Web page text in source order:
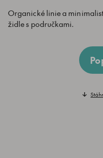
Organické linie a
židle s područkami.